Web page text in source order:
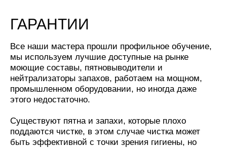
ГАРАНТИИ
Все наши мастера прошли профильное обучение,
мы используем лучшие доступные на рынке
моющие составы, пятновыводители и
нейтрализаторы запахов, работаем на мощном,
промышленном оборудовании, но иногда даже
этого недостаточно.
Существуют пятна и запахи, которые плохо
поддаются чистке, в этом случае чистка может
быть эффективной с точки зрения гигиены, но